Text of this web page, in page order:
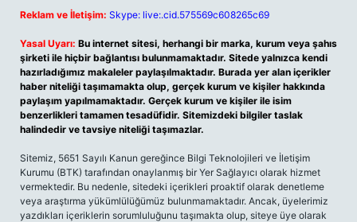
Reklam ve İletişim: Skype: live:.cid.575569c608265c69
Yasal Uyarı: Bu internet sitesi, herhangi bir marka, kurum veya şahıs
şirketi ile hiçbir bağlantısı bulunmamaktadır. Sitede yalnızca kendi
hazırladığımız makaleler paylaşılmaktadır. Burada yer alan içerikler
haber niteliği taşımamakta olup, gerçek kurum ve kişiler hakkında
paylaşım yapılmamaktadır. Gerçek kurum ve kişiler ile isim
benzerlikleri tamamen tesadüfidir. Sitemizdeki bilgiler taslak
halindedir ve tavsiye niteliği taşımazlar.
Sitemiz, 5651 Sayılı Kanun gereğince Bilgi Teknolojileri ve İletişim
Kurumu (BTK) tarafından onaylanmış bir Yer Sağlayıcı olarak hizmet
vermektedir. Bu nedenle, sitedeki içerikleri proaktif olarak denetleme
veya araştırma yükümlülüğümüz bulunmamaktadır. Ancak, üyelerimiz
yazdıkları içeriklerin sorumluluğunu taşımakta olup, siteye üye olarak